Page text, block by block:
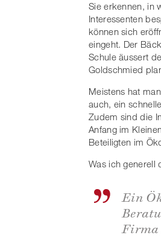
Sie erkennen, in
Interessenten
können sich
eingeht. Der
Schule äussert
Goldschmied
Meistens hat
auch, ein
Zudem sind die
Anfang im
Beteiligten im
Was ich generell
Ein
Firma